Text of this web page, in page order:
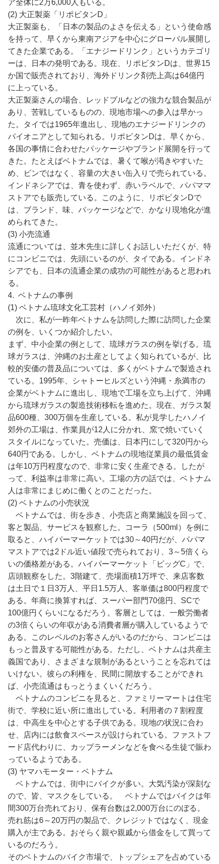
ア全体に2万6,000人もいる。
(2) 大正製薬「リポビタンD」
大正製薬も、「日本の製品のよさを伝える」という使命感
を持って、早くから東南アジアを中心にグローバル展開し
てきた企業である。「エナジードリンク」というカテゴリ
ーは、日本の発明である。現在、リポビタンDは、世界15
か国で販売されており、海外ドリンク剤売上高は64億円
に上っている。
大正製薬さんの場合、レッドブルなどの強力な競合製品が
あり、苦戦しているものの、現地市場への参入は早かっ
た。タイでは1965年進出し、現地のエナジードリンクの
パイオニアとして知られる。リポビタンDは、早くから、
各国の事情に合わせたパッケージやブランド展開を行って
きた。たとえばベトナムでは、暑くて喉が渇きやすいた
め、ビンではなく、容量の大きい缶入りで売られている。
インドネシアでは、青を使わず、赤いラベルで、パパママ
ストアでも販売している。このように、リポビタンDで
は、ブランド、味、パッケージなどで、かなり現地化が進
められてきた。
(3) 小売流通
流通については、並木先生に詳しくお話しいただくが、特
にコンビニでは、先頭にいるのが、タイである。インドネ
シアでも、日本の流通企業の成功の可能性があると思われ
る。
4. ベトナムの事例
(1) ベトナム琉球文化工芸村（ハノイ郊外）
次に、私が一昨年ベトナムを訪問した際に訪問した企業
の例を、いくつか紹介したい。
まず、中小企業の例として、琉球ガラスの例を挙げる。琉
球ガラスは、沖縄のお土産としてよく知られているが、比
較的安価の普及品については、多くがベトナムで製造され
ている。1995年、シャトーヒルズという沖縄・糸満市の
企業がベトナムに進出し、現地で工場を立ち上げて、沖縄
から琉球ガラスの製造技術移転を進めた。現在、ガラス製
品600種、300万個を生産している。私が見学したハノイ
郊外の工場は、作業員が12人に分かれ、窯で焼いていく
スタイルになっていた。売価は、日本円にして320円から
640円である。しかし、ベトナムの現地従業員の最低賃金
は年10万円程度なので、非常に安く生産できる。したが
って、利益率は非常に高い。工場の方の話では、ベトナム
人は非常にまじめに働くとのことだった。
(2) ベトナムの小売状況
ベトナムでは、街を歩き、小売店と商業施設を回って、
客と製品、サービスを観察した。コーラ（500ml）を例に
取ると、ハイパーマーケットでは30～40円だが、パパマ
マストアでは2ドル近い値段で売られており、3～5倍くら
いの価格差がある。ハイパーマーケット「ビッグC」で、
店頭観察をした。3階建て、売場面積1万坪で、来店客数
は土日で１日3万人、平日1.5万人、客単価は800円程度で
ある。年商に換算すれば、スーパー部門70億円、SCで
100億円くらいになるだろう。客層としては、一般労働者
の3倍くらいの年収がある消費者層が購入しているようで
ある。このレベルのお客さんがいるのだから、コンビニは
もっと普及する可能性がある。ただし、ベトナムは共産主
義国であり、さまざまな規制があるということを忘れては
いけない。彼らの利権を、民間に開放することができれ
ば、小売流通はもっとうまくいくだろう。
ベトナムのコンビニを見ると、ファミリーマートは住宅
街で、学校に近い所に進出している。利用者の７割程度
は、中高生を中心とする子供である。現地の状況に合わ
せ、店内には飲食スペースが設けられている。ファストフ
ード店代わりに、カップラーメンなどを食べる生徒で賑わ
っているようである。
(3) ヤマハモーター・ベトナム
ベトナムでは、街中にバイクが多い。大気汚染が深刻な
ので、皆、マスクをしている。 ベトナムではバイクは年
間300万台売れており、保有台数は2,000万台にのぼる。
売れ筋は6～20万円の製品で、クレジットではなく、現金
購入が主である。おそらく親や親戚から借金をして買って
いるのだろう。
そのベトナムのバイク市場で、トップシェアを占めている